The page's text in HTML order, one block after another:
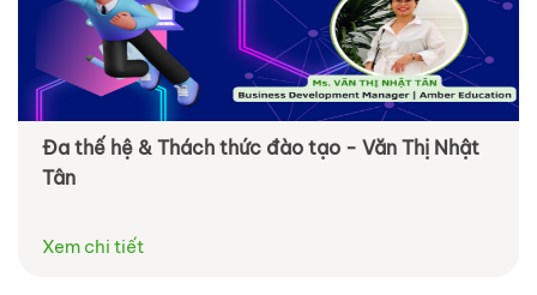
Đa thế hệ & Thách thức đào tạo - Văn Thị Nhật
Tân
Xem chi tiết